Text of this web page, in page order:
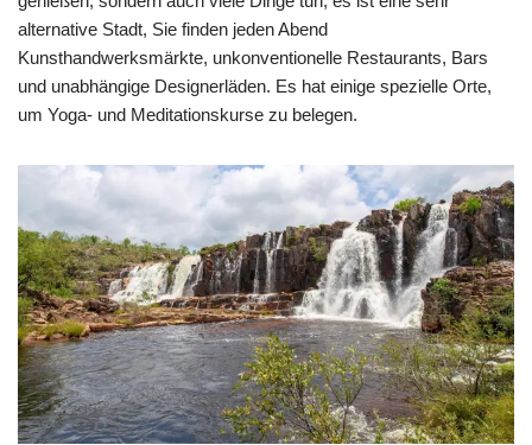
alternative Stadt, Sie finden jeden Abend
Kunsthandwerksmärkte, unkonventionelle Restaurants, Bars
und unabhängige Designerläden. Es hat einige spezielle Orte,
um Yoga- und Meditationskurse zu belegen.